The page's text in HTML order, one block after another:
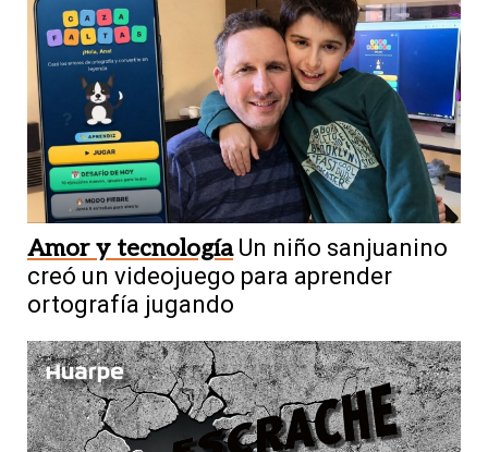
Amor y tecnología Un niño sanjuanino
creó un videojuego para aprender
ortografía jugando